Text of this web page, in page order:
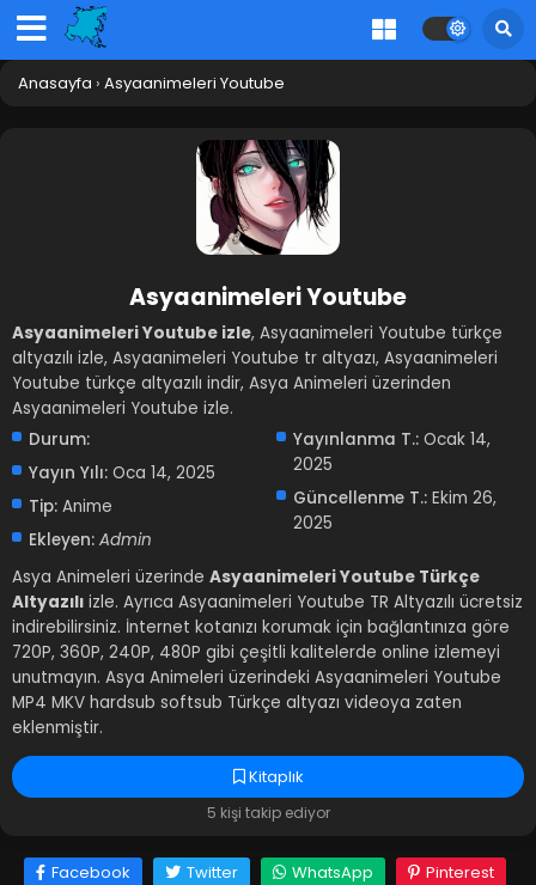
Anasayfa › Asyaanimeleri Youtube
Kitaplık
5 kişi takip ediyor
Asyaanimeleri Youtube
Asyaanimeleri Youtube izle, Asyaanimeleri Youtube türkçe
altyazılı izle, Asyaanimeleri Youtube tr altyazı, Asyaanimeleri
Youtube türkçe altyazılı indir, Asya Animeleri üzerinden
Asyaanimeleri Youtube izle.
Durum:
Yayın Yılı: Oca 14, 2025
Tip: Anime
Ekleyen: Admin
Yayınlanma T.: Ocak 14,
2025
Güncellenme T.: Ekim 26,
2025
Asya Animeleri üzerinde Asyaanimeleri Youtube Türkçe
Altyazılı izle. Ayrıca Asyaanimeleri Youtube TR Altyazılı ücretsiz
indirebilirsiniz. İnternet kotanızı korumak için bağlantınıza göre
720P, 360P, 240P, 480P gibi çeşitli kalitelerde online izlemeyi
unutmayın. Asya Animeleri üzerindeki Asyaanimeleri Youtube
MP4 MKV hardsub softsub Türkçe altyazı videoya zaten
eklenmiştir.
Facebook Twitter WhatsApp
Pinterest